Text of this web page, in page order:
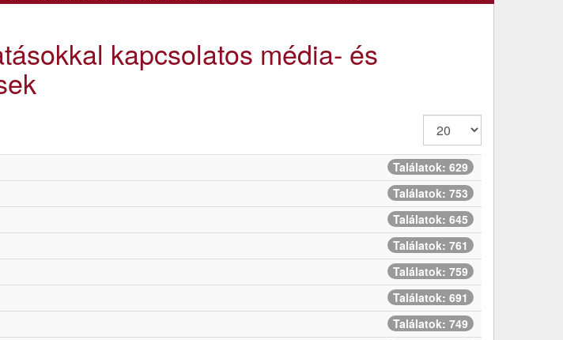
kapcsolatos média- és
Tételek
#
Találatok: 629
Találatok: 753
Találatok: 645
Találatok: 761
Találatok: 759
Találatok: 691
Találatok: 749